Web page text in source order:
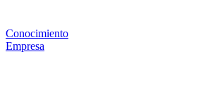
Conocimiento
Empresa